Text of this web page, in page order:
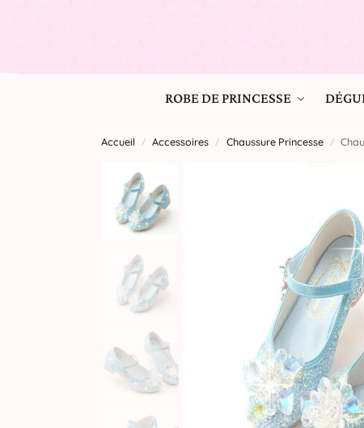
ROBE DE PRINCESSE
Accueil / Accessoires / Chaussure Princesse /